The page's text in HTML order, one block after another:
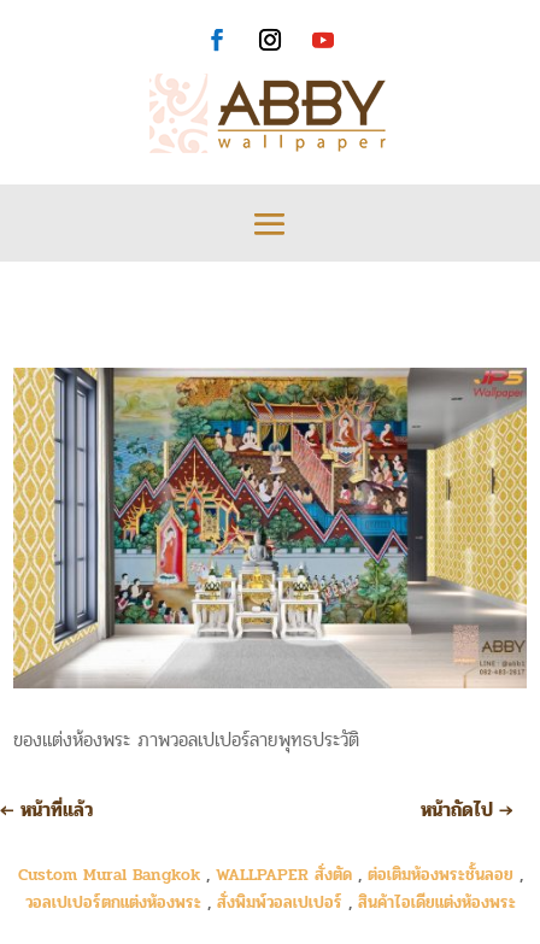
ของแต่งห้องพระ ภาพวอลเปเปอร์ลายพุทธประวัติ
← หน้าที่แล้ว หน้าถัดไป→
Custom Mural Bangkok, WALLPAPER สั่งตัด, ต่อเติมห้องพระชั้นลอย ,
วอลเปเปอร์ตกแต่งห้องพระ, สั่งพิมพ์วอลเปเปอร์ , สินค้าไอเดียแต่งห้องพระ